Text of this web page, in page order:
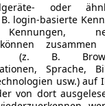
oder
login-basierte
(z. B.
Sprache,
usw.) auf
von dort